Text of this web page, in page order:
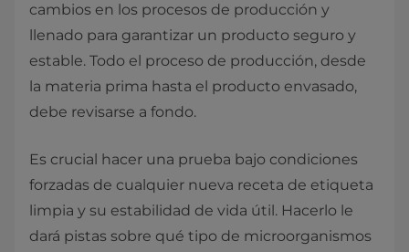
cambios en los procesos de producción y
llenado para garantizar un producto seguro y
estable. Todo el proceso de producción, desde
la materia prima hasta el producto envasado,
debe revisarse a fondo.
Es crucial hacer una prueba bajo condiciones
forzadas de cualquier nueva receta de etiqueta
limpia y su estabilidad de vida útil. Hacerlo le
dará pistas sobre qué tipo de microorganismos